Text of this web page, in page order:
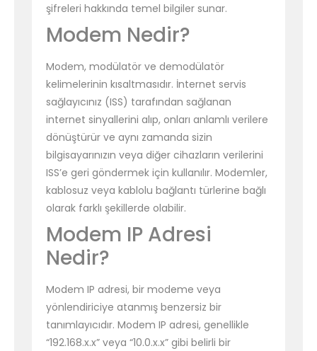
şifreleri hakkında temel bilgiler sunar.
Modem Nedir?
Modem, modülatör ve demodülatör
kelimelerinin kısaltmasıdır. İnternet servis
sağlayıcınız (ISS) tarafından sağlanan
internet sinyallerini alıp, onları anlamlı verilere
dönüştürür ve aynı zamanda sizin
bilgisayarınızın veya diğer cihazların verilerini
ISS’e geri göndermek için kullanılır. Modemler,
kablosuz veya kablolu bağlantı türlerine bağlı
olarak farklı şekillerde olabilir.
Modem IP Adresi
Nedir?
Modem IP adresi, bir modeme veya
yönlendiriciye atanmış benzersiz bir
tanımlayıcıdır. Modem IP adresi, genellikle
“192.168.x.x” veya “10.0.x.x” gibi belirli bir